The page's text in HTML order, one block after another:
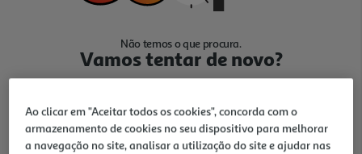
Não temos o que procura.
Vamos tentar de novo?
Ao clicar em "Aceitar todos os cookies", concorda com o
armazenamento de cookies no seu dispositivo para melhorar
a navegação no site, analisar a utilização do site e ajudar nas